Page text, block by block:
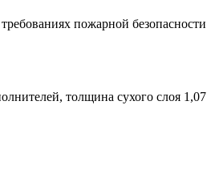
пожарной безопасности
толщина сухого слоя 1,07